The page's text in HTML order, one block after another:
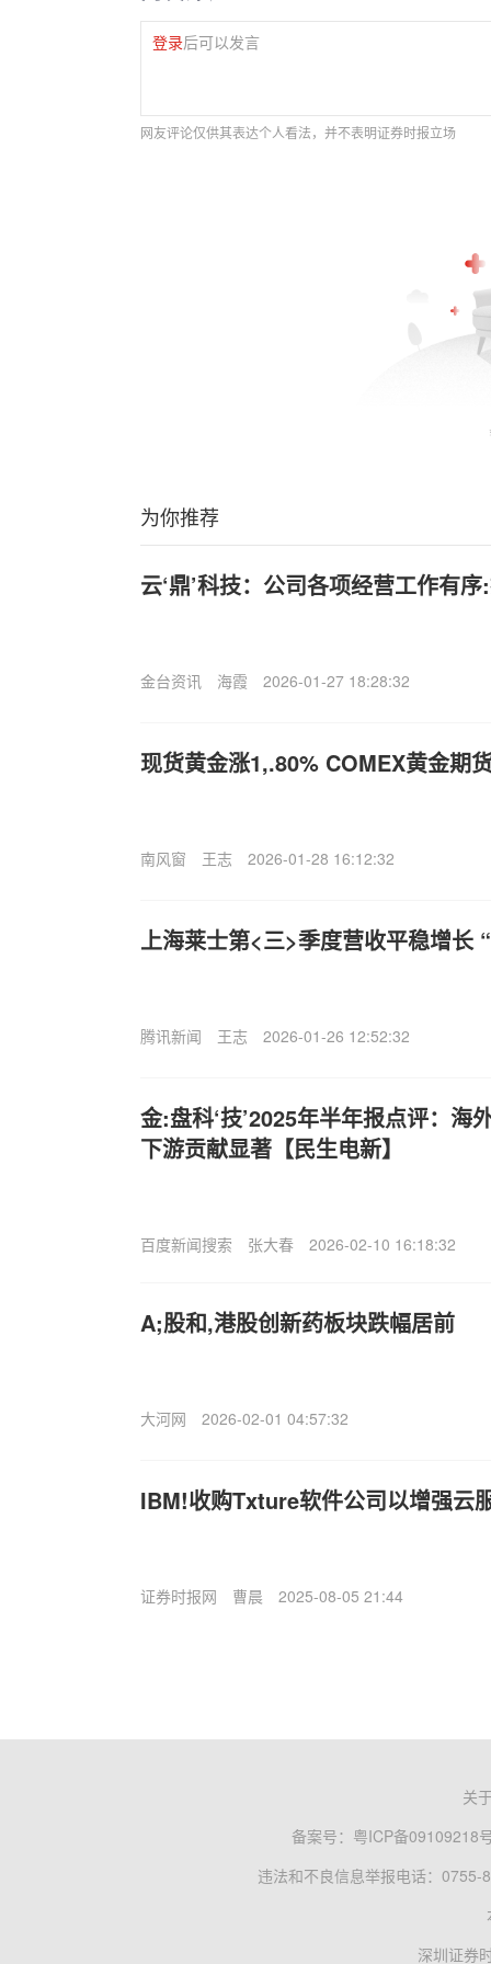
登录后可以发言
网友评论仅供其表达个人看法，并不表明证券时报立场
为你推荐
云‘鼎’科技：公司各项经营工作有
金台资讯 海霞 2026-01-27 18:28:32
现货黄金涨1,.80% COMEX黄金期
南风窗 王志 2026-01-28 16:12:32
上海莱士第<三>季度营收平稳增长
腾讯新闻 王志 2026-01-26 12:52:32
金:盘科‘技’2025年半年报点评：海
下游贡献显著【民生电新】
百度新闻搜索 张大春 2026-02-10 16:18:32
A;股和,港股创新药板块跌幅居前
大河网 2026-02-01 04:57:32
IBM!收购Txture软件公司以增强云
证券时报网 曹晨 2025-08-05 21:44
关
备案号： 粤ICP备09109218
违法和不良信息举报电话：0755-
深圳证券